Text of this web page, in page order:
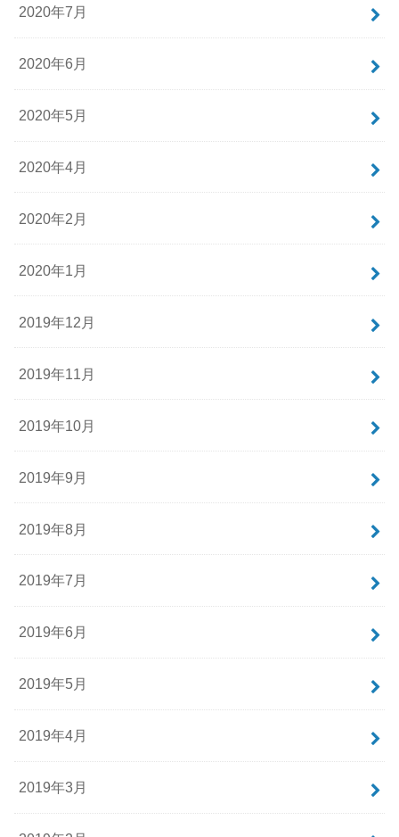
2020年7月
2020年6月
2020年5月
2020年4月
2020年2月
2020年1月
2019年12月
2019年11月
2019年10月
2019年9月
2019年8月
2019年7月
2019年6月
2019年5月
2019年4月
2019年3月